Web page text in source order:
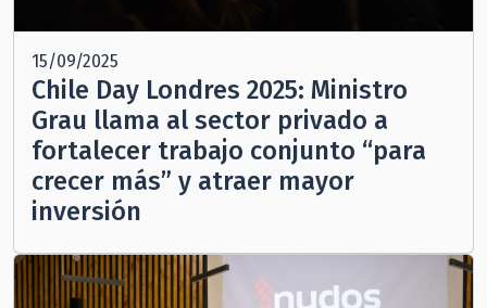
15/09/2025
Chile Day Londres 2025: Ministro
Grau llama al sector privado a
fortalecer trabajo conjunto “para
crecer más” y atraer mayor
inversión